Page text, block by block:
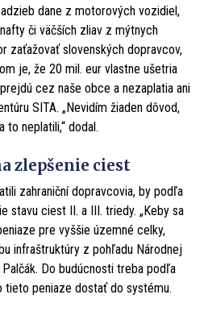
dane z motorových vozidiel,
či väčších zliav z mýtnych
zaťažovať slovenských dopravcov,
je, že 20 mil. eur vlastne ušetria
cez naše obce a nezaplatia ani
SITA. „Nevidím žiaden dôvod,
to neplatili,“ dodal.
zlepšenie ciest
zahraniční dopravcovia, by podľa
stavu ciest II. a III. triedy. „Keby sa
pre vyššie územné celky,
infraštruktúry z pohľadu Národnej
Do budúcnosti treba podľa
tieto peniaze dostať do systému.